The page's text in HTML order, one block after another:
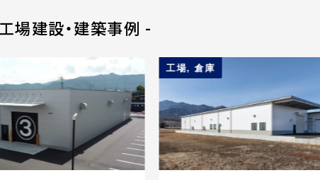
場建設・建築事例 -
工場,倉庫